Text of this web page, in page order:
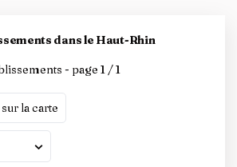
dans le Haut-Rhin
- page 1 / 1
la carte